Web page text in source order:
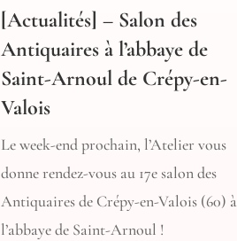
[Actualités] – Salon des
Antiquaires à l’abbaye de
Saint-Arnoul de Crépy-en-
Valois
Le week-end prochain, l’Atelier vous
donne rendez-vous au 17e salon des
Antiquaires de Crépy-en-Valois (60) à
l’abbaye de Saint-Arnoul !